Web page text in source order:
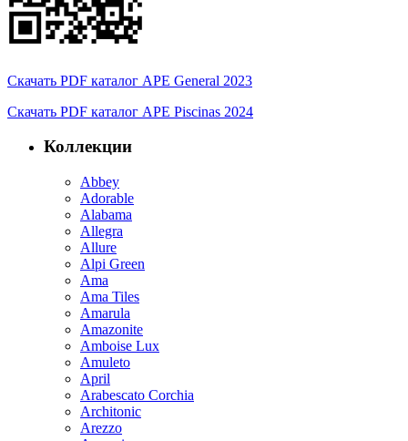
Скачать PDF каталог APE General 2023
Скачать PDF каталог APE Piscinas 2024
Коллекции
Abbey
Adorable
Alabama
Allegra
Allure
Alpi Green
Ama
Ama Tiles
Amarula
Amazonite
Amboise Lux
Amuleto
April
Arabescato Corchia
Architonic
Arezzo